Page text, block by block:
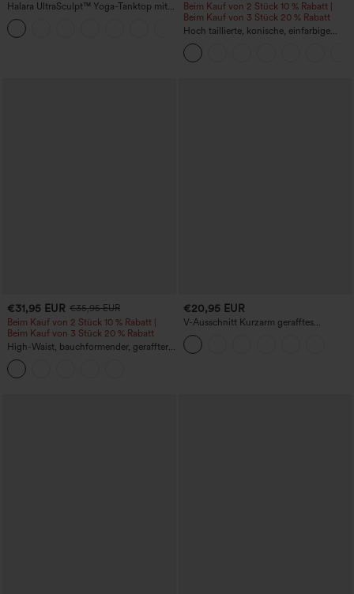
Halara UltraSculpt™ Yoga-Tanktop mit
doppelten Trägern und gedrehtem
Rückendesign
+11
Beim Kauf von 2 Stück 10 % Rabatt |
Beim Kauf von 3 Stück 20 % Rabatt
Hoch taillierte, konische, einfarbige
Anzughose mit Seitentaschen
€31,95 EUR €35,95 EUR
Beim Kauf von 2 Stück 10 % Rabatt |
Beim Kauf von 3 Stück 20 % Rabatt
High-Waist, bauchformender, geraffter
Midirock mit geschwungenem Saum, 2-
in-1 Fleece/PU, lässig
€20,95 EUR
V-Ausschnitt Kurzarm gerafftes
schlichtes Freizeit-T-Shirt